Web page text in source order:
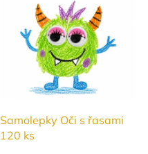
Samolepky Oči s řasami
120 ks